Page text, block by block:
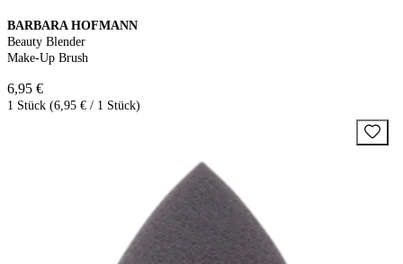
BARBARA HOFMANN
Beauty Blender
Make-Up Brush
6,95 €
1 Stück (6,95 € / 1 Stück)